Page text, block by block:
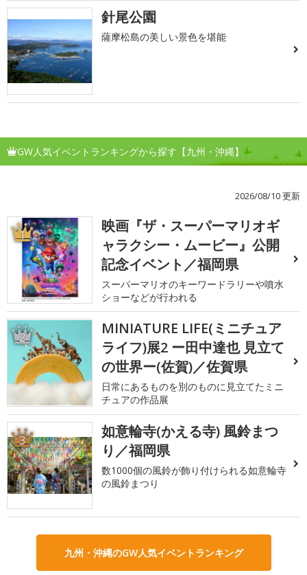
針尾公園
薩摩松島の美しい景色を堪能
GW人気イベントランキングから探す【九州・沖縄】
2026/08/10 更新
1
映画『ザ・スーパーマリオギ
ャラクシー・ムービー』公開
記念イベント／福岡県
スーパーマリオのキーワードラリーや噴水
ショーなどが行われる
2
MINIATURE LIFE(ミニチュア
ライフ)展2 ー田中達也 見立て
の世界ー(佐賀)／佐賀県
日常にあるものを別のものに見立てたミニ
チュアの作品展
3
如意輪寺(かえる寺) 風鈴まつ
り／福岡県
数1000個の風鈴が飾り付けられる如意輪寺
の風鈴まつり
九州・沖縄のGW人気イベントランキング